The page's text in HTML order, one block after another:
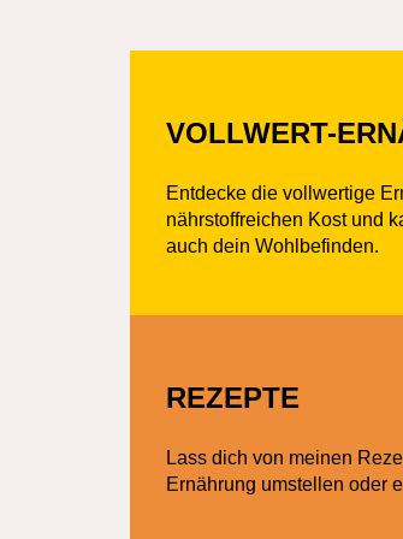
VOLLWERT-
Entdecke die vollwertige
nährstoffreichen Kost und
auch dein Wohlbefinden.
REZEPTE
Lass dich von meinen
Ernährung umstellen oder